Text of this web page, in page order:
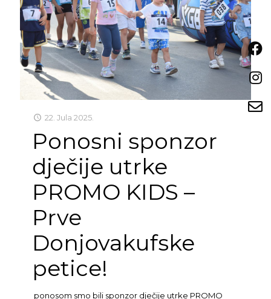
22. Jula 2025.
Ponosni sponzor
dječije utrke
PROMO KIDS –
Prve
Donjovakufske
petice!
ponosom smo bili sponzor dječije utrke PROMO